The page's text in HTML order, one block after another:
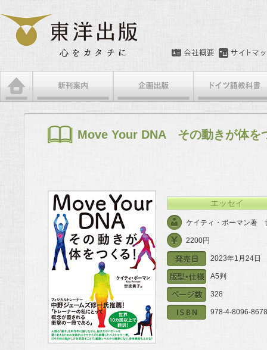
メインメニュー
メインコンテンツへ移動
サブコンテンツへ移動
Move Your DNA その動きが体を
エッセイ
ケイティ・ボーマン著
2200円
2023年1月24日
A5判
328
978-4-8096-